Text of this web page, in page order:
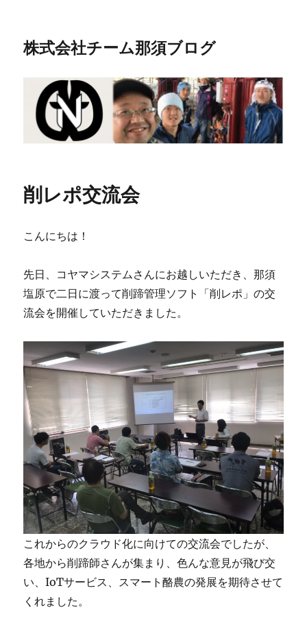
株式会社チーム那須ブログ
削レポ交流会
こんにちは！
先日、コヤマシステムさんにお越しいただき、那須
塩原で二日に渡って削蹄管理ソフト「削レポ」の交
流会を開催していただきました。
これからのクラウド化に向けての交流会でしたが、
各地から削蹄師さんが集まり、色んな意見が飛び交
い、IoTサービス、スマート酪農の発展を期待させて
くれました。